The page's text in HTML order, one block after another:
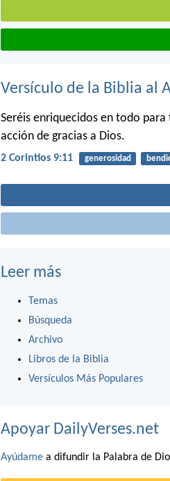
Versículo de la Biblia al
Seréis enriquecidos en todo
acción de gracias a Dios.
2 Corintios 9:11 generosidad
Leer más
Temas
Búsqueda
Archivo
Libros de la Biblia
Versículos Más Populares
Apoyar DailyVerses.net
Ayúdame a difundir la Palabra de